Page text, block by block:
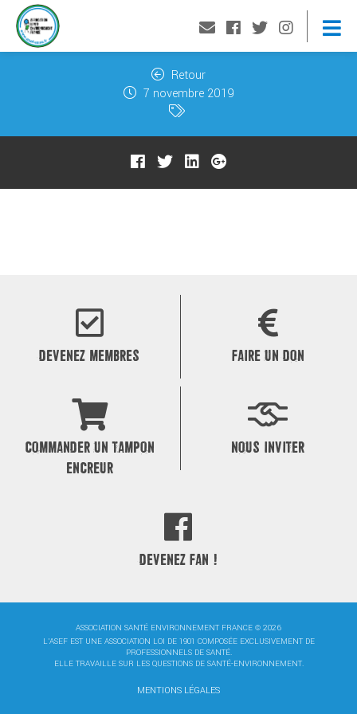
Retour
7 novembre 2019
DEVENEZ MEMBRES FAIRE UN DON
COMMANDER UN TAMPON
ENCREUR
NOUS INVITER
DEVENEZ FAN !
ASSOCIATION SANTÉ ENVIRONNEMENT FRANCE © 2026
L'ASEF EST UNE ASSOCIATION LOI DE 1901 COMPOSÉE EXCLUSIVEMENT DE
PROFESSIONNELS DE SANTÉ.
ELLE TRAVAILLE SUR LES QUESTIONS DE SANTÉ-ENVIRONNEMENT.
MENTIONS LÉGALES